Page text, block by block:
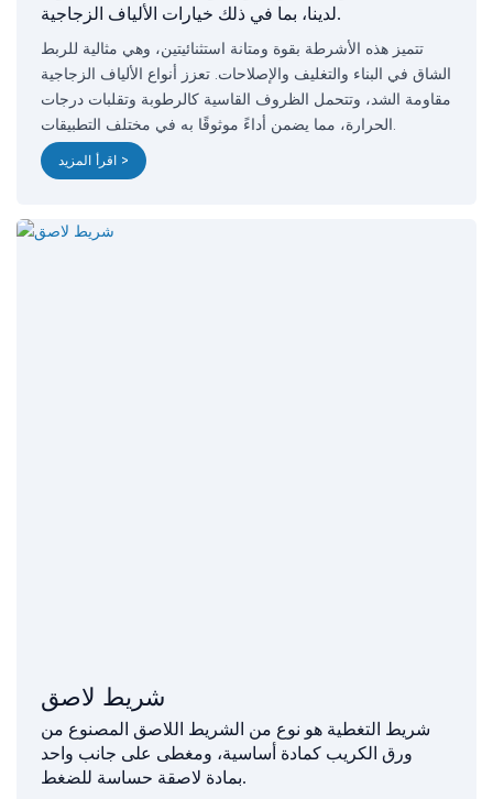
لدينا، بما في ذلك خيارات الألياف الزجاجية.
تتميز هذه الأشرطة بقوة ومتانة استثنائيتين، وهي مثالية للربط
الشاق في البناء والتغليف والإصلاحات. تعزز أنواع الألياف الزجاجية
مقاومة الشد، وتتحمل الظروف القاسية كالرطوبة وتقلبات درجات
الحرارة، مما يضمن أداءً موثوقًا به في مختلف التطبيقات.
اقرأ المزيد >
شريط لاصق
شريط التغطية هو نوع من الشريط اللاصق المصنوع من
ورق الكريب كمادة أساسية، ومغطى على جانب واحد
بمادة لاصقة حساسة للضغط.